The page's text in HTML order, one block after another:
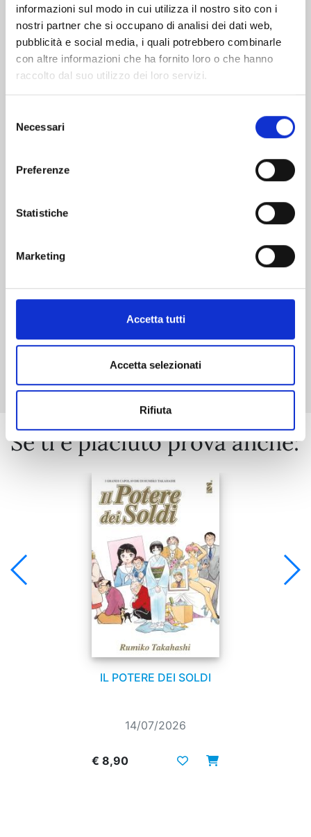
informazioni sul modo in cui utilizza il nostro sito con i
nostri partner che si occupano di analisi dei dati web,
pubblicità e social media, i quali potrebbero combinarle
con altre informazioni che ha fornito loro o che hanno
raccolto dal suo utilizzo dei loro servizi.
delNecessari
Preferenze
Statistiche
Marketing
Accetta tutti
Accetta selezionati
Rifiuta
Se ti è piaciuto prova anche:
IL POTERE DEI SOLDI
14/07/2026
€ 8,90